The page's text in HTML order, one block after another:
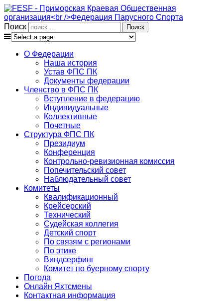
Поиск
О Федерации
Наша история
Устав ФПС ПК
Документы федерации
Членство в ФПС ПК
Вступление в федерацию
Индивидуальные
Коллективные
Почетные
Структура ФПС ПК
Президиум
Конференция
Контрольно-ревизионная комиссия
Попечительский совет
Наблюдательный совет
Комитеты
Квалификационный
Крейсерский
Технический
Судейская коллегия
Детский спорт
По связям с регионами
По этике
Виндсерфинг
Комитет по буерному спорту
Погода
Онлайн Яхтсмены
Контактная информация